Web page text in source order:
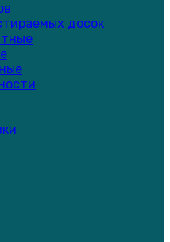
досок